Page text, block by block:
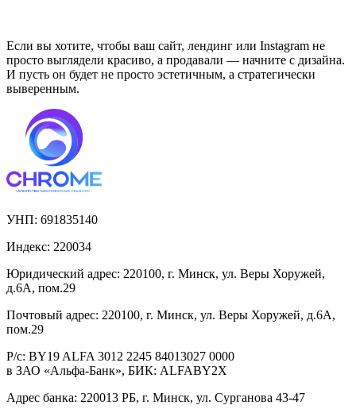
Если вы хотите, чтобы ваш сайт, лендинг или Instagram не
просто выглядели красиво, а продавали — начните с дизайна.
И пусть он будет не просто эстетичным, а стратегически
выверенным.
УНП: 691835140
Индекс: 220034
Юридический адрес: 220100, г. Минск, ул. Веры Хоружей,
д.6А, пом.29
Почтовый адрес: 220100, г. Минск, ул. Веры Хоружей, д.6А,
пом.29
Р/с: BY19 ALFA 3012 2245 84013027 0000
в ЗАО «Альфа-Банк», БИК: ALFABY2X
Адрес банка: 220013 РБ, г. Минск, ул. Сурганова 43-47